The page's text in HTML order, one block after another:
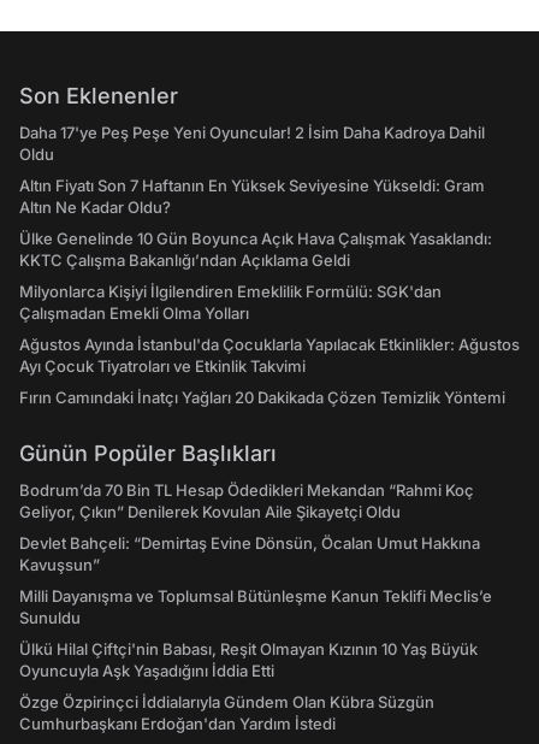
Son Eklenenler
Daha 17'ye Peş Peşe Yeni Oyuncular! 2 İsim Daha Kadroya Dahil
Oldu
Altın Fiyatı Son 7 Haftanın En Yüksek Seviyesine Yükseldi: Gram
Altın Ne Kadar Oldu?
Ülke Genelinde 10 Gün Boyunca Açık Hava Çalışmak Yasaklandı:
KKTC Çalışma Bakanlığı’ndan Açıklama Geldi
Milyonlarca Kişiyi İlgilendiren Emeklilik Formülü: SGK'dan
Çalışmadan Emekli Olma Yolları
Ağustos Ayında İstanbul'da Çocuklarla Yapılacak Etkinlikler: Ağustos
Ayı Çocuk Tiyatroları ve Etkinlik Takvimi
Fırın Camındaki İnatçı Yağları 20 Dakikada Çözen Temizlik Yöntemi
Günün Popüler Başlıkları
Bodrum’da 70 Bin TL Hesap Ödedikleri Mekandan “Rahmi Koç
Geliyor, Çıkın” Denilerek Kovulan Aile Şikayetçi Oldu
Devlet Bahçeli: “Demirtaş Evine Dönsün, Öcalan Umut Hakkına
Kavuşsun”
Milli Dayanışma ve Toplumsal Bütünleşme Kanun Teklifi Meclis’e
Sunuldu
Ülkü Hilal Çiftçi'nin Babası, Reşit Olmayan Kızının 10 Yaş Büyük
Oyuncuyla Aşk Yaşadığını İddia Etti
Özge Özpirinçci İddialarıyla Gündem Olan Kübra Süzgün
Cumhurbaşkanı Erdoğan'dan Yardım İstedi